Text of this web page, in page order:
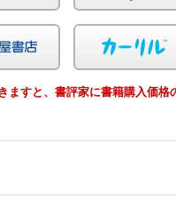
ング 紀伊国屋
ますと、書評家に書籍購入価格